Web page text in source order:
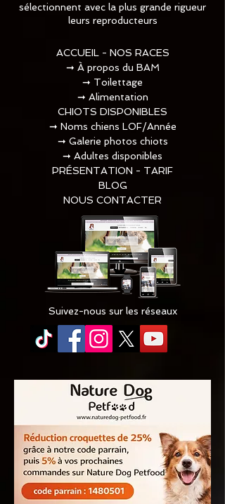
sélectionnent avec la plus grande rigueur
leurs reproducteurs
ACCUEIL - NOS RACES
➞ À propos du BAM
➞ Toilettage​
➞ Alimentation
CHIOTS DISPONIBLES
➞ Noms chiens LOF/Année
➞ Galerie photos chiots
➞ Adultes disponibles
PRÉSENTATION - TARIF
BLOG
NOUS CONTACTER
Suivez-nous sur les réseaux